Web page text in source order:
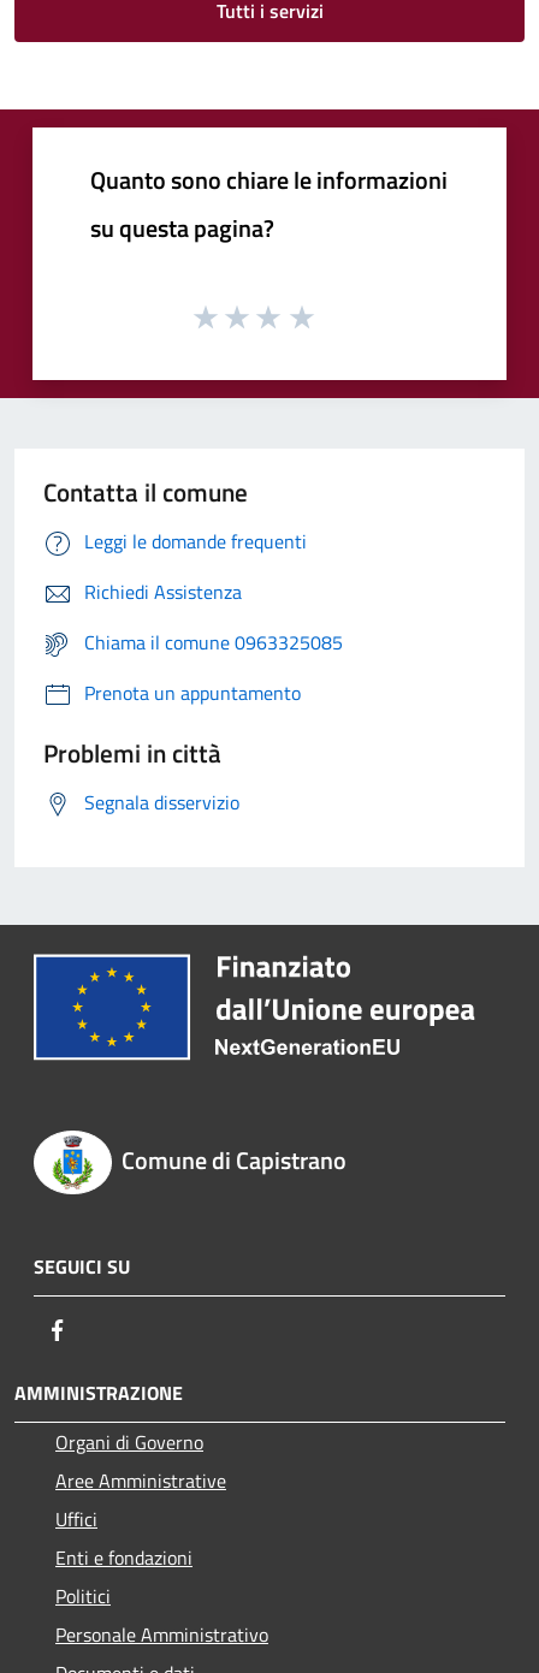
Tutti i servizi
Quanto sono chiare le informazioni
su questa pagina?
Contatta il comune
Leggi le domande frequenti
Richiedi Assistenza
Chiama il comune 0963325085
Prenota un appuntamento
Problemi in città
Segnala disservizio
Comune di Capistrano
SEGUICI SU
AMMINISTRAZIONE
Organi di Governo
Aree Amministrative
Uffici
Enti e fondazioni
Politici
Personale Amministrativo